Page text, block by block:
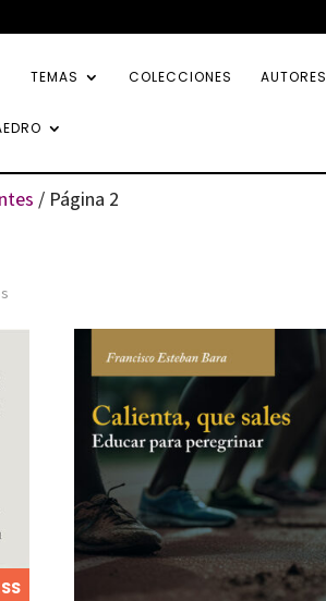
TEMAS COLECCIONES AUTORES
/ Página 2